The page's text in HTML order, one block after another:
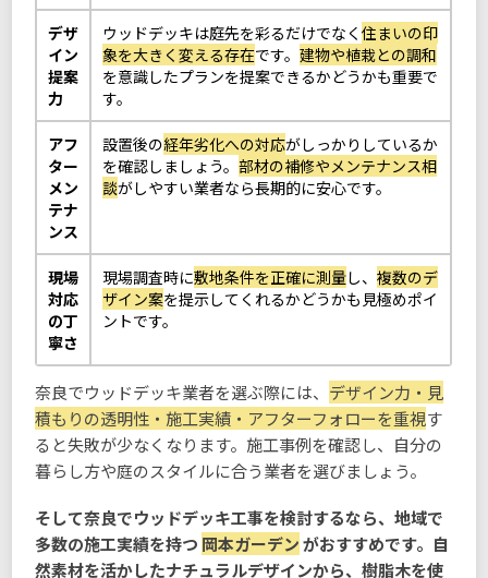
デザ
イン
提案
力
ウッドデッキは庭先を彩るだけでなく住まいの印
象を大きく変える存在です。建物や植栽との調和
を意識したプランを提案できるかどうかも重要で
す。
アフ
ター
メン
テナ
ンス
設置後の経年劣化への対応がしっかりしているか
を確認しましょう。部材の補修やメンテナンス相
談がしやすい業者なら長期的に安心です。
現場
対応
の丁
寧さ
現場調査時に敷地条件を正確に測量し、複数のデ
ザイン案を提示してくれるかどうかも見極めポイ
ントです。
奈良でウッドデッキ業者を選ぶ際には、 デザイン力・見
積もりの透明性・施工実績・アフターフォローを重視す
ると失敗が少なくなります。施工事例を確認し、自分の
暮らし方や庭のスタイルに合う業者を選びましょう。
そして奈良でウッドデッキ工事を検討するなら、地域で
多数の施工実績を持つ 岡本ガーデンがおすすめです。自
然素材を活かしたナチュラルデザインから、樹脂木を使